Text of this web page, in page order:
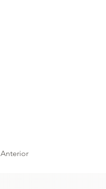
Anterior